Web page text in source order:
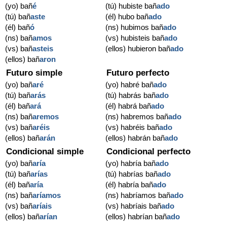
(yo) bañé
(tú) bañaste
(él) bañó
(ns) bañamos
(vs) bañasteis
(ellos) bañaron
(tú) hubiste bañado
(él) hubo bañado
(ns) hubimos bañado
(vs) hubisteis bañado
(ellos) hubieron bañado
Futuro simple
(yo) bañaré
(tú) bañarás
(él) bañará
(ns) bañaremos
(vs) bañaréis
(ellos) bañarán
Futuro perfecto
(yo) habré bañado
(tú) habrás bañado
(él) habrá bañado
(ns) habremos bañado
(vs) habréis bañado
(ellos) habrán bañado
Condicional simple
(yo) bañaría
(tú) bañarías
(él) bañaría
(ns) bañaríamos
(vs) bañaríais
(ellos) bañarían
Condicional perfecto
(yo) habría bañado
(tú) habrías bañado
(él) habría bañado
(ns) habríamos bañado
(vs) habríais bañado
(ellos) habrían bañado